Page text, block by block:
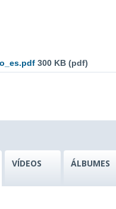
300 KB (pdf)
VÍDEOS ÁLBUMES